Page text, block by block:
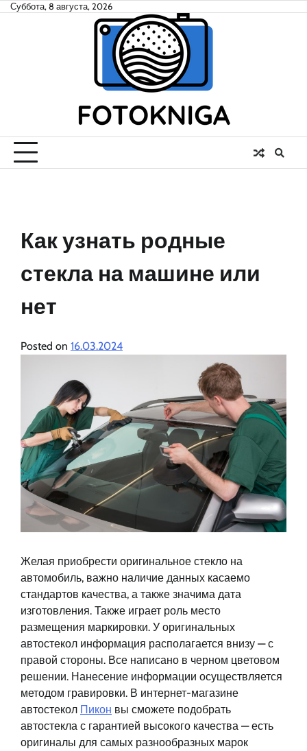
SkipСуббота, 8 августа, 2026
Как узнать родные
стекла на машине или
нет
Posted on 16.03.2024
Желая приобрести оригинальное стекло на
автомобиль, важно наличие данных касаемо
стандартов качества, а также значима дата
изготовления. Также играет роль место
размещения маркировки. У оригинальных
автостекол информация располагается внизу — с
правой стороны. Все написано в черном цветовом
решении. Нанесение информации осуществляется
методом гравировки. В интернет-магазине
автостекол Пикон вы сможете подобрать
автостекла с гарантией высокого качества — есть
оригиналы для самых разнообразных марок